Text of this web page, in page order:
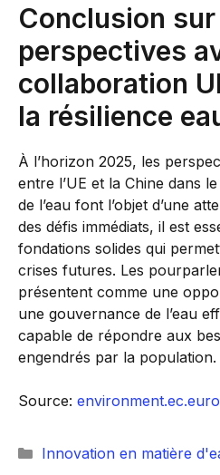
Conclusion
perspectives
collaboration
la résilience
À l’horizon 2025, les
entre l’UE et la Chine dans
de l’eau font l’objet d’une
des défis immédiats, il est
fondations solides qui
crises futures. Les
présentent comme une
une gouvernance de l’eau
capable de répondre aux
engendrés par la population.
Source:
Catégories
Innovation en matière